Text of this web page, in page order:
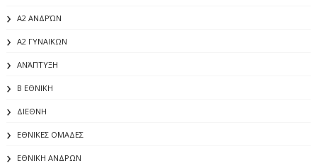
Α2 ΑΝΔΡΏΝ
Α2 ΓΥΝΑΙΚΩΝ
ΑΝΆΠΤΥΞΗ
Β ΕΘΝΙΚΗ
ΔΙΕΘΝΗ
ΕΘΝΙΚΕΣ ΟΜΑΔΕΣ
ΕΘΝΙΚΗ ΑΝΔΡΩΝ